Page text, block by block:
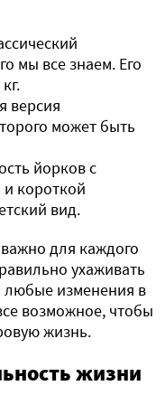
мы все знаем. Его
версия
может быть
йорков с
короткой
вид.
для каждого
ухаживать
любые изменения в
возможное, чтобы
жизнь.
жизни